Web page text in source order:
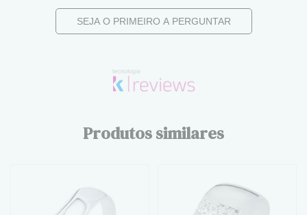
SEJA O PRIMEIRO A PERGUNTAR
Produtos similares